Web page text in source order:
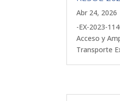
Abr 24, 2026
-EX-2023-
Acceso y
Transporte